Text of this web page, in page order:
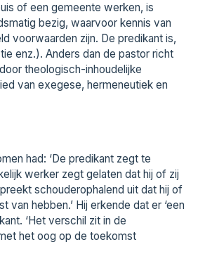
of een gemeente werken, is
bezig, waarvoor kennis van
voorwaarden zijn. De predikant is,
enz.). Anders dan de pastor richt
theologisch-inhoudelijke
van exegese, hermeneutiek en
had: ‘De predikant zegt te
werker zegt gelaten dat hij of zij
schouderophalend uit dat hij of
hebben.’ Hij erkende dat er ‘een
‘Het verschil zit in de
het oog op de toekomst